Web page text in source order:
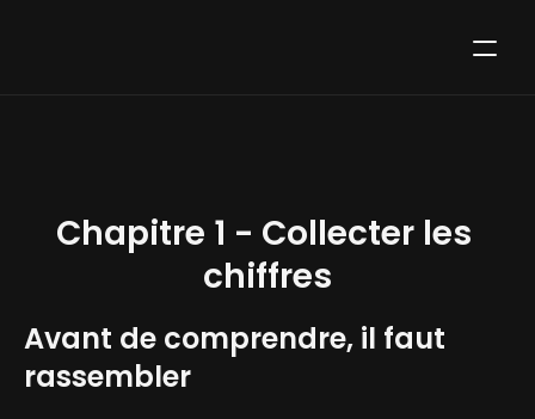
Chapitre 1 - Collecter les
chiffres
Avant de comprendre, il faut
rassembler